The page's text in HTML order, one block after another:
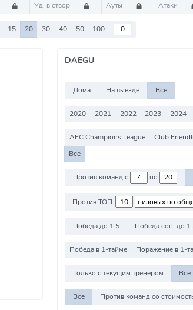
Уд. в створ Ауты Атаки
15 20 30 40 50 100
DAEGU
Дома На выезде Все
2020 2021 2022 2023 2024
AFC Champions League Club
Все
Против команд с по
Против ТОП-
Победа до 1.5 Победа соп. до
Победа в 1-тайме Поражение в 1-
Только с текущим тренером Все
Все